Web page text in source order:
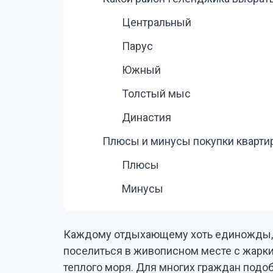
Центральный
Парус
Южный
Толстый мыс
Династия
Плюсы и минусы покупки
Плюсы
Минусы
Каждому отдыхающему хоть единожды,
поселиться в живописном месте с
теплого моря. Для многих граждан